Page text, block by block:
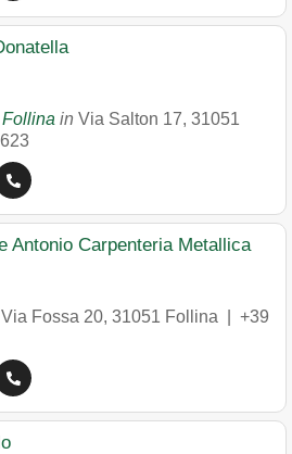
in Via Salton 17, 31051
Antonio Carpenteria Metallica
Via Fossa 20, 31051 Follina
+39